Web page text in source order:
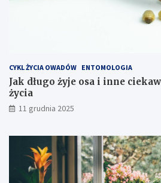
t
l
o
a
t
j
CYKL ŻYCIA OWADÓW ENTOMOLOGIA
Jak długo żyje osa i inne
życia
11 grudnia 2025